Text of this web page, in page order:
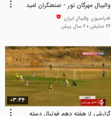
والیبال مهرگان نور - صنعتگران امید
فدراسیون والیبال ایران
42 نمایش
2 سال پیش
03:34
گزارشی از هفته دهم فوتبال دسته